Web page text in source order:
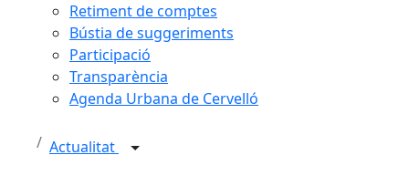
Retiment de comptes
Bústia de suggeriments
Participació
Transparència
Agenda Urbana de Cervelló
Actualitat